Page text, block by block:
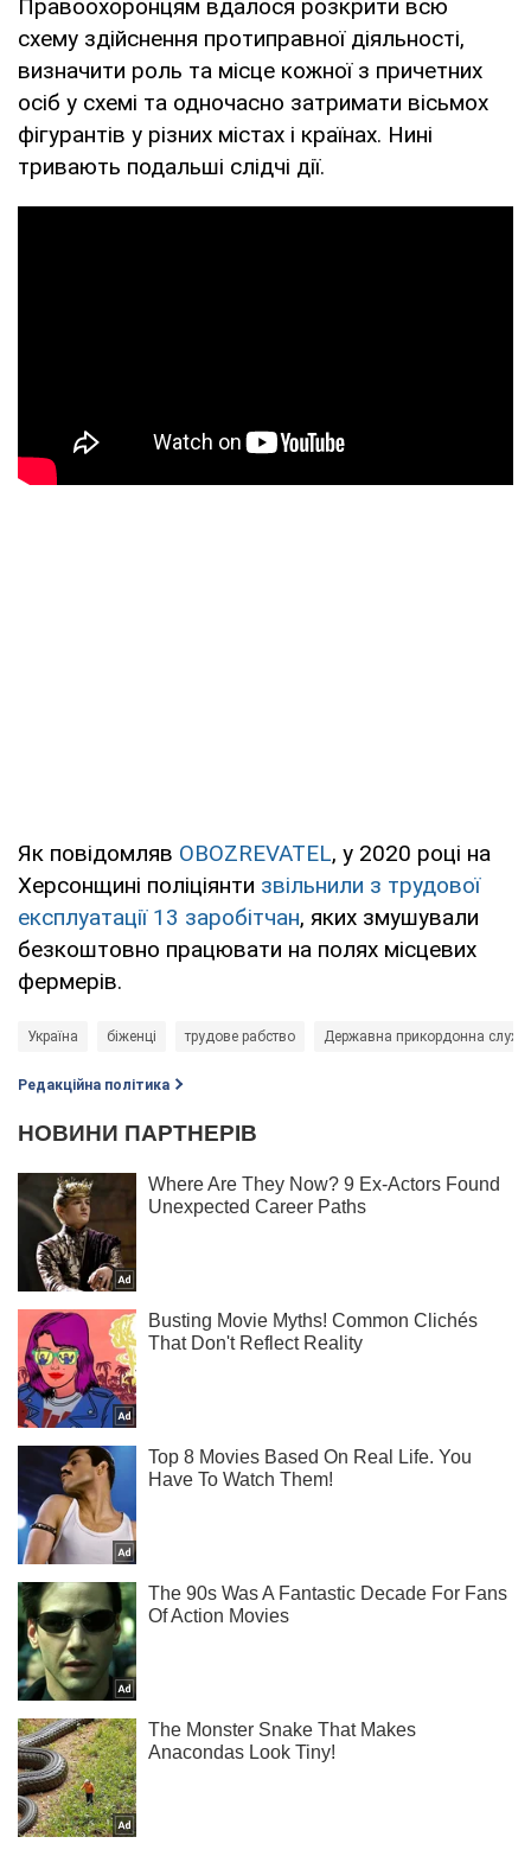
Правоохоронцям вдалося розкрити всю
схему здійснення протиправної діяльності,
визначити роль та місце кожної з причетних
осіб у схемі та одночасно затримати вісьмох
фігурантів у різних містах і країнах. Нині
тривають подальші слідчі дії.
Як повідомляв OBOZREVATEL, у 2020 році на
Херсонщині поліціянти звільнили з трудової
експлуатації 13 заробітчан, яких змушували
безкоштовно працювати на полях місцевих
фермерів.
Україна біженці трудове рабство Державна прикордонна
Редакційна політика